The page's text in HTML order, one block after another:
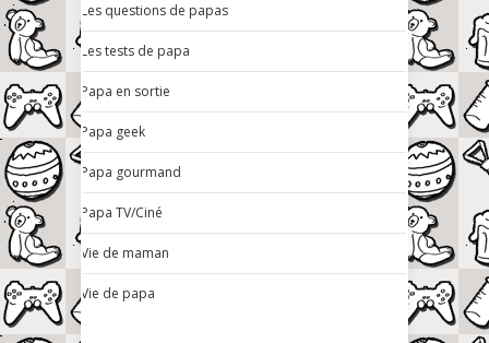
Les questions de papas
Les tests de papa
Papa en sortie
Papa geek
Papa gourmand
Papa TV/Ciné
Vie de maman
Vie de papa